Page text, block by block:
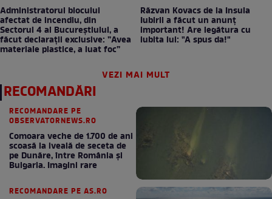
Administratorul blocului
afectat de incendiu, din
Sectorul 4 al Bucureștiului, a
făcut declarații exclusive: ”Avea
materiale plastice, a luat foc”
Răzvan Kovacs de la Insula
Iubirii a făcut un anunț
important! Are legătura cu
iubita lui: "A spus da!"
VEZI MAI MULT
RECOMANDĂRI
RECOMANDARE PE
OBSERVATORNEWS.RO
Comoara veche de 1.700 de ani
scoasă la iveală de seceta de
pe Dunăre, între România şi
Bulgaria. Imagini rare
RECOMANDARE PE AS.RO